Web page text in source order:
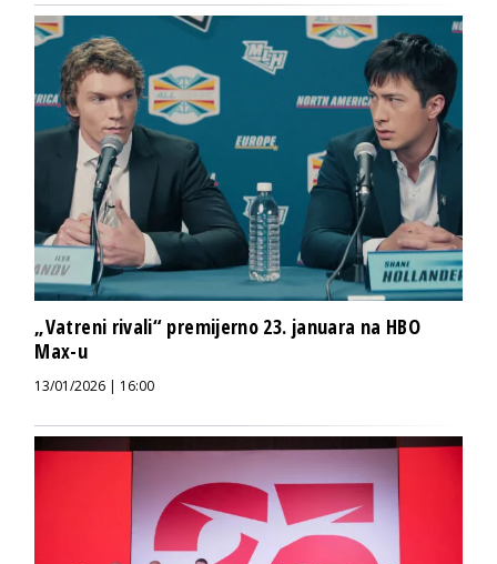
„Vatreni rivali“ premijerno 23. januara na HBO
Max-u
13/01/2026 | 16:00